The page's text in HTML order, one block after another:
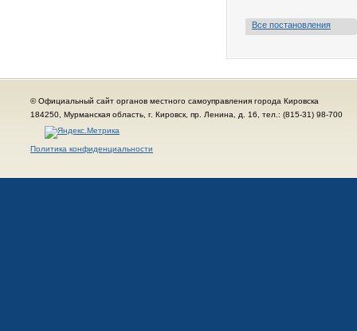
Все постановления
© Официальный сайт органов местного самоуправления города Кировска
184250, Мурманская область, г. Кировск, пр. Ленина, д. 16, тел.: (815-31) 98-700
Политика конфиденциальности